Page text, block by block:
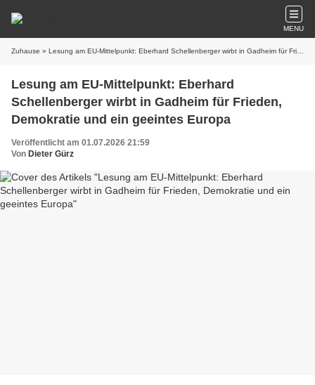
MENU
Zuhause » Lesung am EU-Mittelpunkt: Eberhard Schellenberger wirbt in Gadheim für Frieden, Demokratie und ein geeintes Europa
Lesung am EU-Mittelpunkt: Eberhard
Schellenberger wirbt in Gadheim für Frieden,
Demokratie und ein geeintes Europa
Veröffentlicht am 01.07.2026 21:59
Von Dieter Gürz